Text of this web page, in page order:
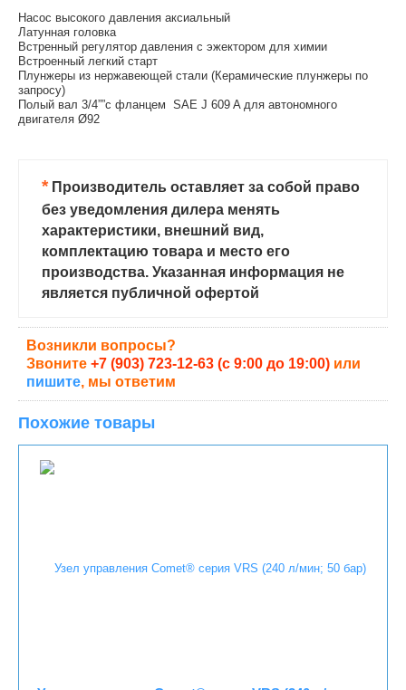
Насос высокого давления аксиальный
Латунная головка
Встренный регулятор давления с эжектором для химии
Встроенный легкий старт
Плунжеры из нержавеющей стали (Керамические плунжеры по
запросу)
Полый вал 3/4””с фланцем SAE J 609 A для автономного
двигателя Ø92
*Производитель оставляет за собой право
без уведомления дилера менять
характеристики, внешний вид,
комплектацию товара и место его
производства. Указанная информация не
является публичной офертой
Возникли вопросы?
Звоните +7 (903) 723-12-63 (с 9:00 до 19:00) или
пишите, мы ответим
Похожие товары